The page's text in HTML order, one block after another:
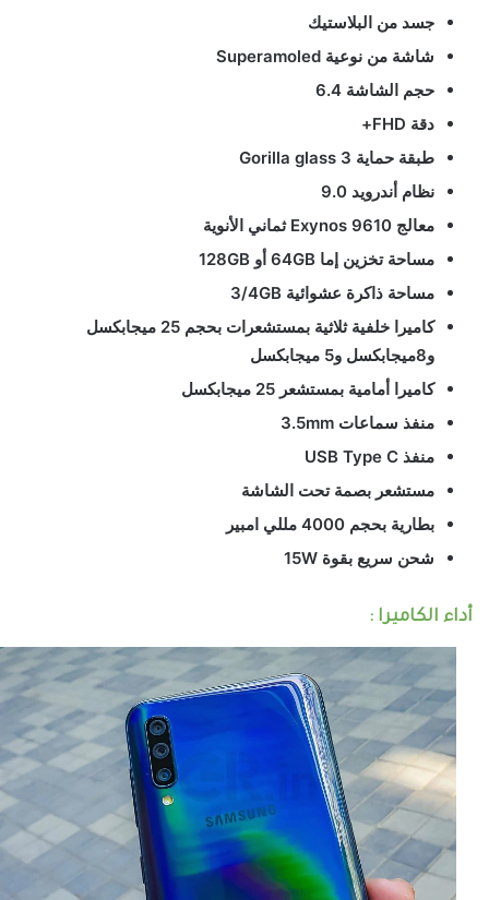
جسد من البلاستيك
شاشة من نوعية Superamoled
حجم الشاشة 6.4
دقة FHD+
طبقة حماية Gorilla glass 3
نظام أندرويد 9.0
معالج Exynos 9610 ثماني الأنوية
مساحة تخزين إما 64GB أو 128GB
مساحة ذاكرة عشوائية 3/4GB
كاميرا خلفية ثلاثية بمستشعرات بحجم 25 ميجابكسل
و8ميجابكسل و5 ميجابكسل
كاميرا أمامية بمستشعر 25 ميجابكسل
منفذ سماعات 3.5mm
منفذ USB Type C
مستشعر بصمة تحت الشاشة
بطارية بحجم 4000 مللي امبير
شحن سريع بقوة 15W
أداء الكاميرا :